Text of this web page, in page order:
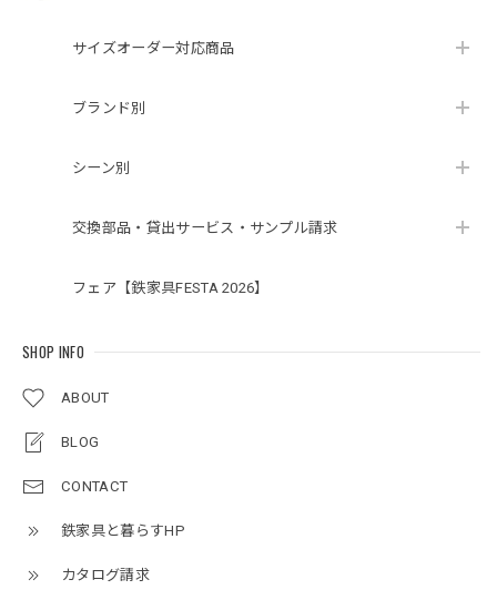
サイズオーダー対応商品
ブランド別
シーン別
交換部品・貸出サービス・サンプル請求
フェア【鉄家具FESTA 2026】
SHOP INFO
ABOUT
BLOG
CONTACT
鉄家具と暮らすHP
カタログ請求